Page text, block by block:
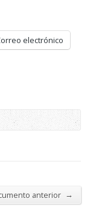
electrónico
anterior →